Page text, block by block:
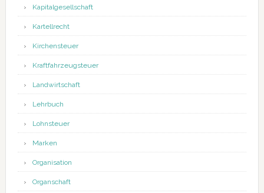
Kapitalgesellschaft
Kartellrecht
Kirchensteuer
Kraftfahrzeugsteuer
Landwirtschaft
Lehrbuch
Lohnsteuer
Marken
Organisation
Organschaft